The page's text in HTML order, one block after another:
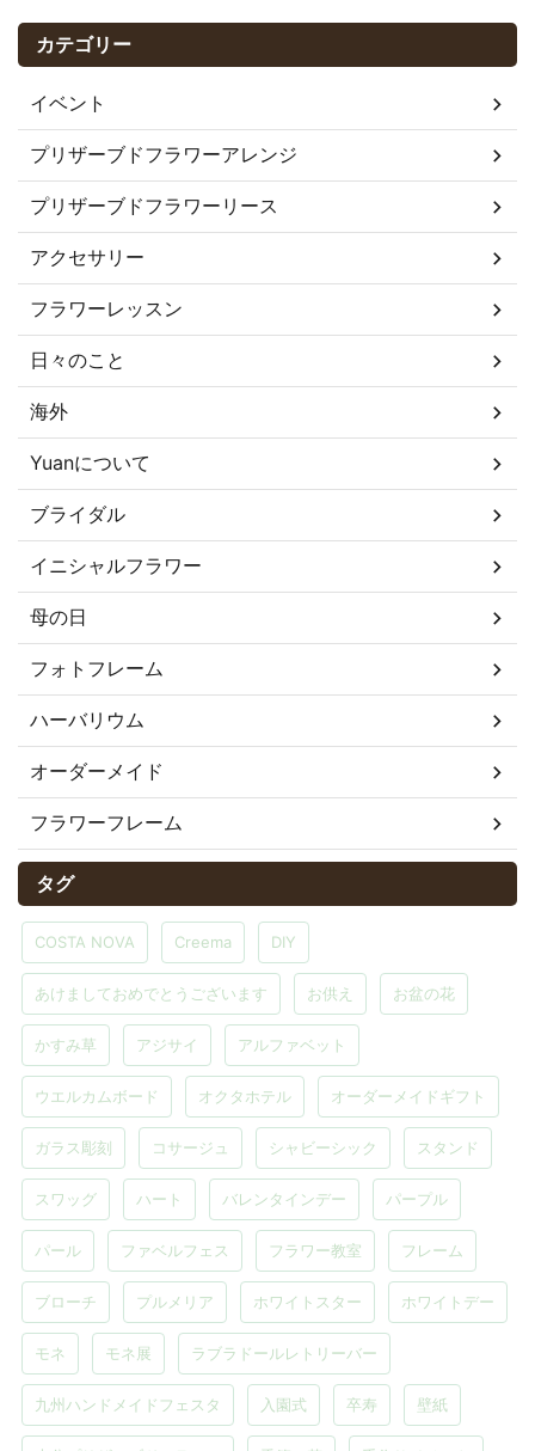
カテゴリー
イベント
プリザーブドフラワーアレンジ
プリザーブドフラワーリース
アクセサリー
フラワーレッスン
日々のこと
海外
Yuanについて
ブライダル
イニシャルフラワー
母の日
フォトフレーム
ハーバリウム
オーダーメイド
フラワーフレーム
タグ
COSTA NOVA Creema DIY
あけましておめでとうございます お供え お盆の花
かすみ草 アジサイ アルファベット
ウエルカムボード オクタホテル オーダーメイドギフト
ガラス彫刻 コサージュ シャビーシック スタンド
スワッグ ハート バレンタインデー パープル
パール ファベルフェス フラワー教室 フレーム
ブローチ プルメリア ホワイトスター ホワイトデー
モネ モネ展 ラブラドールレトリーバー
九州ハンドメイドフェスタ 入園式 卒寿 壁紙